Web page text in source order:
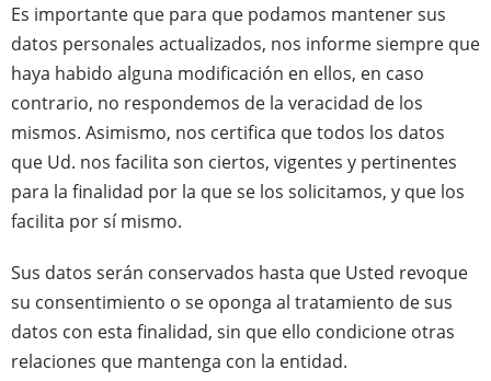
Es importante que para que podamos mantener sus
datos personales actualizados, nos informe siempre que
haya habido alguna modificación en ellos, en caso
contrario, no respondemos de la veracidad de los
mismos. Asimismo, nos certifica que todos los datos
que Ud. nos facilita son ciertos, vigentes y pertinentes
para la finalidad por la que se los solicitamos, y que los
facilita por sí mismo.
Sus datos serán conservados hasta que Usted revoque
su consentimiento o se oponga al tratamiento de sus
datos con esta finalidad, sin que ello condicione otras
relaciones que mantenga con la entidad.